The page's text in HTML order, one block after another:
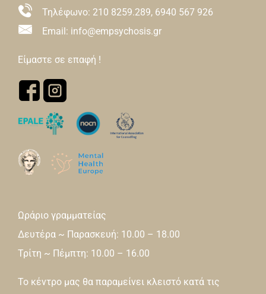
Τηλέφωνο: 210 8259.289, 6940 567 926
Email: info@empsychosis.gr
Είμαστε σε επαφή !
Ωράριο γραμματείας
Δευτέρα ~ Παρασκευή: 10.00 – 18.00
Τρίτη ~ Πέμπτη: 10.00 – 16.00
Το κέντρο μας θα παραμείνει κλειστό κατά τις